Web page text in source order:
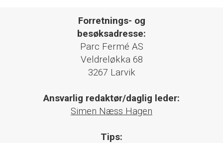
Forretnings- og
besøksadresse:
Parc Fermé AS
Veldreløkka 68
3267 Larvik
Ansvarlig redaktør/daglig leder:
Simen Næss Hagen
Tips: